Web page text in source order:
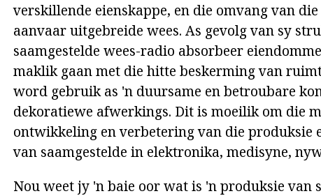
verskillende eienskappe, en die omvang van
aanvaar uitgebreide wees. As gevolg van sy
saamgestelde wees-radio absorbeer
maklik gaan met die hitte beskerming van
word gebruik as 'n duursame en betroubare
dekoratiewe afwerkings. Dit is moeilik om die
ontwikkeling en verbetering van die produksie
van saamgestelde in elektronika, medisyne,
Nou weet jy 'n baie oor wat is 'n produksie van